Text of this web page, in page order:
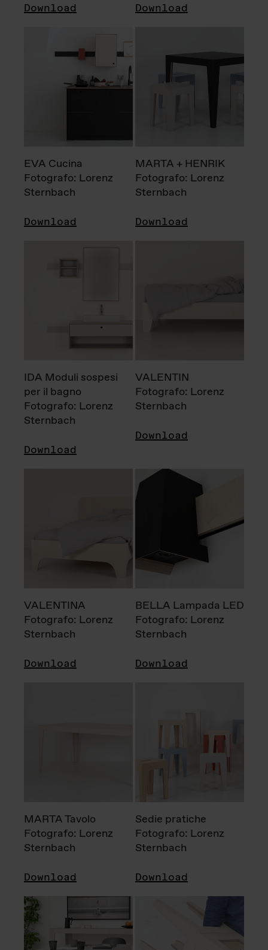
Download Download
EVA Cucina
Fotografo: Lorenz
Sternbach
Download
MARTA + HENRIK
Fotografo: Lorenz
Sternbach
Download
IDA Moduli sospesi
per il bagno
Fotografo: Lorenz
Sternbach
Download
VALENTIN
Fotografo: Lorenz
Sternbach
Download
VALENTINA
Fotografo: Lorenz
Sternbach
Download
BELLA Lampada LED
Fotografo: Lorenz
Sternbach
Download
MARTA Tavolo
Fotografo: Lorenz
Sternbach
Download
Sedie pratiche
Fotografo: Lorenz
Sternbach
Download